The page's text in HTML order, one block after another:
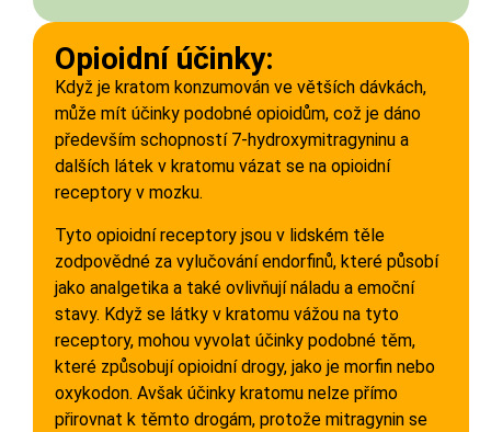
Opioidní účinky:
Když je kratom konzumován ve větších dávkách,
může mít účinky podobné opioidům, což je dáno
především schopností 7-hydroxymitragyninu a
dalších látek v kratomu vázat se na opioidní
receptory v mozku.
Tyto opioidní receptory jsou v lidském těle
zodpovědné za vylučování endorfinů, které působí
jako analgetika a také ovlivňují náladu a emoční
stavy. Když se látky v kratomu vážou na tyto
receptory, mohou vyvolat účinky podobné těm,
které způsobují opioidní drogy, jako je morfin nebo
oxykodon. Avšak účinky kratomu nelze přímo
přirovnat k těmto drogám, protože mitragynin se